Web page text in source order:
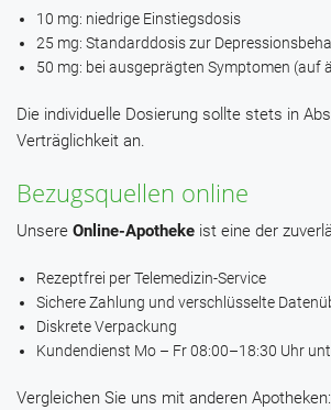
10 mg: niedrige Einstiegsdosis
25 mg: Standarddosis zur
50 mg: bei ausgeprägten Symptomen (auf
Die individuelle Dosierung sollte stets in
Verträglichkeit an.
Bezugsquellen online
Unsere Online-Apotheke ist eine der
Rezeptfrei per Telemedizin-Service
Sichere Zahlung und verschlüsselte
Diskrete Verpackung
Kundendienst Mo – Fr 08:00–18:30 Uhr
Vergleichen Sie uns mit anderen